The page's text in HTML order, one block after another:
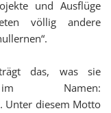
und Ausflüge
völlig andere
das, was sie
Namen:
Unter diesem Motto